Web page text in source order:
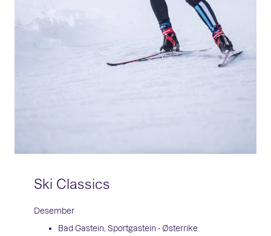
Ski Classics
Desember
Bad Gastein, Sportgastein - Østerrike